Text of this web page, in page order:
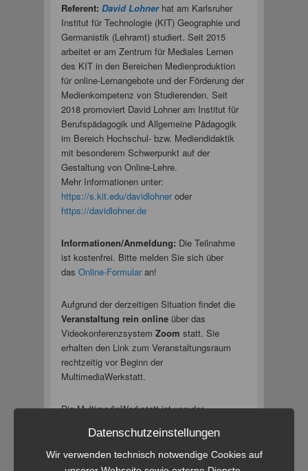
Referent: David Lohnerhat am Karlsruher
Institut für Technologie (KIT) Geographie und
Germanistik (Lehramt) studiert. Seit 2015
arbeitet er am Zentrum für Mediales Lernen
des KIT in den Bereichen Medienproduktion
für online-Lernangebote und der Förderung der
Medienkompetenz von Studierenden. Seit
2018 promoviert David Lohner am Institut für
Berufspädagogik und Allgemeine Pädagogik
im Bereich Hochschul- bzw. Mediendidaktik
mit besonderem Schwerpunkt auf der
Gestaltung von Online-Lehre.
Mehr Informationen unter:
https://s.kit.edu/davidlohneroder
https://davidlohner.de
Informationen/Anmeldung: Die Teilnahme
ist kostenfrei. Bitte melden Sie sich über
das Online-Formularan!
Aufgrund der derzeitigen Situation findet die
Veranstaltung rein onlineüber das
Videokonferenzsystem Zoom statt. Sie
erhalten den Link zum Veranstaltungsraum
rechtzeitig vor Beginn der
MultimediaWerkstatt.
Die MultimediaWerkstatt ist von der
Hessisches Lehrerbildungsgesetz akkreditiert
(LA-Nr.: 01789797-U004391).
Datenschutzeinstellungen
Wir verwenden technisch notwendige Cookies auf